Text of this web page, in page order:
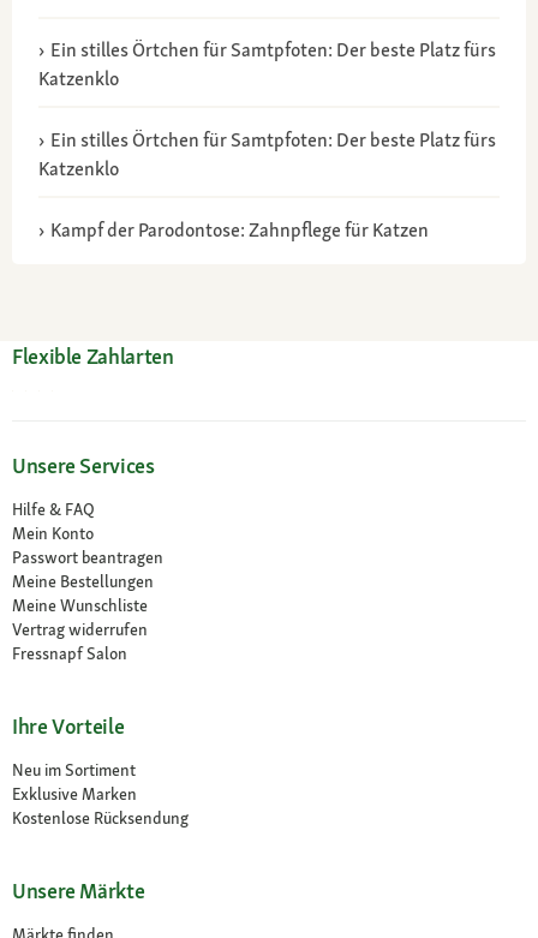
Ein stilles Örtchen für Samtpfoten: Der beste Platz fürs
Katzenklo
Ein stilles Örtchen für Samtpfoten: Der beste Platz fürs
Katzenklo
Kampf der Parodontose: Zahnpflege für Katzen
Flexible Zahlarten
Unsere Services
Hilfe & FAQ
Mein Konto
Passwort beantragen
Meine Bestellungen
Meine Wunschliste
Vertrag widerrufen
Fressnapf Salon
Ihre Vorteile
Neu im Sortiment
Exklusive Marken
Kostenlose Rücksendung
Unsere Märkte